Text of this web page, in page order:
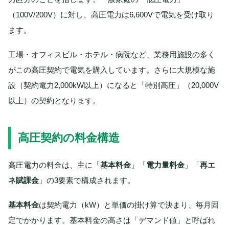
（100V/200V）に対し、高圧電力は6,600Vで電気を受け取り
ます。
工場・オフィスビル・ホテル・病院など、業務用施設の多く
がこの高圧契約で電気を購入しています。さらに大規模な施
設（契約電力2,000kW以上）になると「特別高圧」（20,000V
以上）の契約となります。
高圧契約の料金構造
高圧電力の料金は、主に「基本料金 」「電力量料金 」「再エ
ネ賦課金 」の3要素で構成されます。
基本料金は契約電力（kW）と単価の掛け算で決まり、毎月固
定でかかります。基本料金の高さは「デマンド値」と呼ばれ